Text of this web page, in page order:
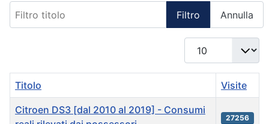
Filtro Annulla
Visualizza n.
Titolo Visite
Citroen DS3 [dal 2010 al 2019] - Consumi
27256